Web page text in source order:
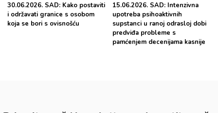
30.06.2026. SAD: Kako postaviti
i održavati granice s osobom
koja se bori s ovisnošću
15.06.2026. SAD: Intenzivna
upotreba psihoaktivnih
supstanci u ranoj odrasloj dobi
predviđa probleme s
pamćenjem decenijama kasnije